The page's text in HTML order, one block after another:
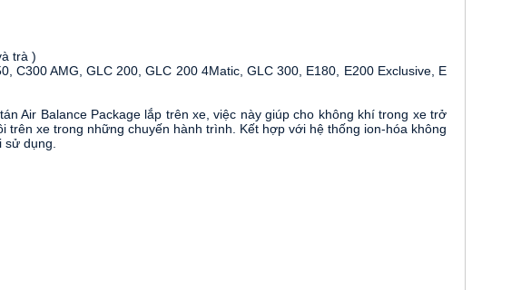
trà )
AMG, GLC 200, GLC 200 4Matic, GLC 300, E180, E200 Exclusive, E
Air Balance Package lắp trên xe, việc này giúp cho không khí trong xe trở
xe trong những chuyến hành trình. Kết hợp với hệ thống ion-hóa không
dụng.